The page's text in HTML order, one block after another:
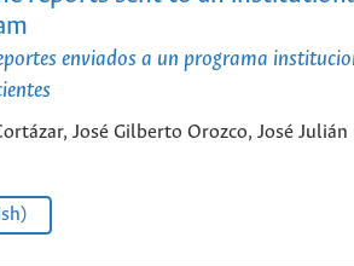
enviados a un programa
José Gilberto Orozco, José Julián